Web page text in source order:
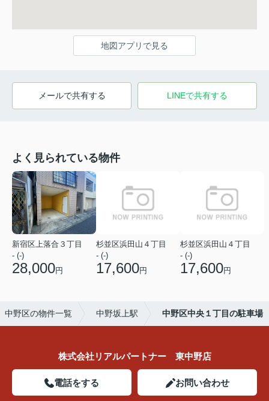
地図アプリで見る
メールで共有する LINEで共有する
よく見られている物件
新宿区上落合３丁目
- (-)
28,000円
杉並区浜田山４丁目
- (-)
17,600円
杉並区浜田山４丁目
- (-)
17,600円
中野区の物件一覧 中野坂上駅 中野区中央１丁目の駐車場
株式会社リアルパートナー 東中野店
電話をする お問い合わせ